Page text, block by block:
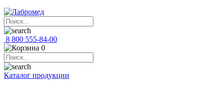
8 800 555-84-00
0
Каталог продукции